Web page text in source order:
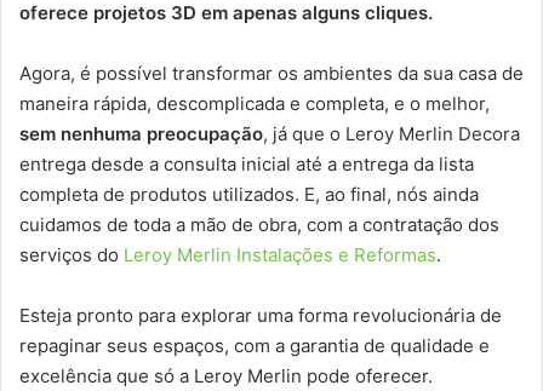
oferece projetos 3D em apenas alguns cliques.
Agora, é possível transformar os ambientes da sua casa de
maneira rápida, descomplicada e completa, e o melhor,
sem nenhuma preocupação, já que o Leroy Merlin Decora
entrega desde a consulta inicial até a entrega da lista
completa de produtos utilizados. E, ao final, nós ainda
cuidamos de toda a mão de obra, com a contratação dos
serviços do Leroy Merlin Instalações e Reformas.
Esteja pronto para explorar uma forma revolucionária de
repaginar seus espaços, com a garantia de qualidade e
excelência que só a Leroy Merlin pode oferecer.